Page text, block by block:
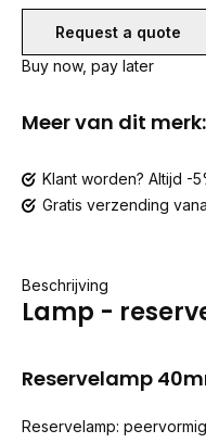
Request a quote
Buy now, pay later
Meer van dit merk:
Klant worden? Altijd -
Gratis verzending
Beschrijving
Lamp -
Reservelamp
Reservelamp: